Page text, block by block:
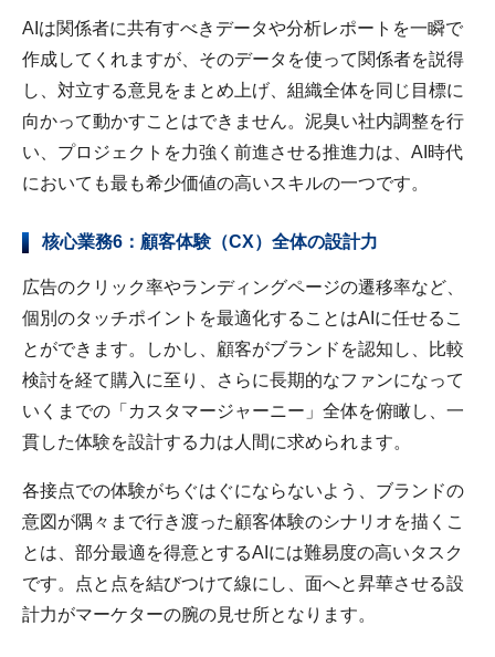
AIは関係者に共有すべきデータや分析レポートを一瞬で
作成してくれますが、そのデータを使って関係者を説得
し、対立する意見をまとめ上げ、組織全体を同じ目標に
向かって動かすことはできません。泥臭い社内調整を行
い、プロジェクトを力強く前進させる推進力は、AI時代
においても最も希少価値の高いスキルの一つです。
核心業務6：顧客体験（CX）全体の設計力
広告のクリック率やランディングページの遷移率など、
個別のタッチポイントを最適化することはAIに任せるこ
とができます。しかし、顧客がブランドを認知し、比較
検討を経て購入に至り、さらに長期的なファンになって
いくまでの「カスタマージャーニー」全体を俯瞰し、一
貫した体験を設計する力は人間に求められます。
各接点での体験がちぐはぐにならないよう、ブランドの
意図が隅々まで行き渡った顧客体験のシナリオを描くこ
とは、部分最適を得意とするAIには難易度の高いタスク
です。点と点を結びつけて線にし、面へと昇華させる設
計力がマーケターの腕の見せ所となります。